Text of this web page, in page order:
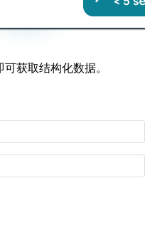
获取结构化数据。